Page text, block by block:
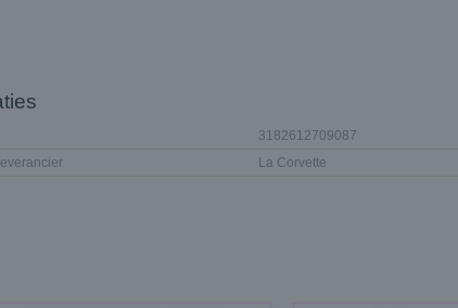
3182612709087
La Corvette